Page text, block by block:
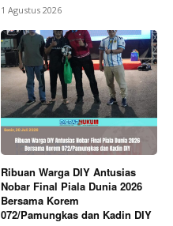
1 Agustus 2026
Ribuan Warga DIY Antusias
Nobar Final Piala Dunia 2026
Bersama Korem
072/Pamungkas dan Kadin DIY